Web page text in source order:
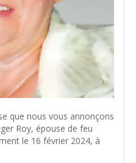
que nous vous annonçons
Roy, épouse de feu
le 16 février 2024, à